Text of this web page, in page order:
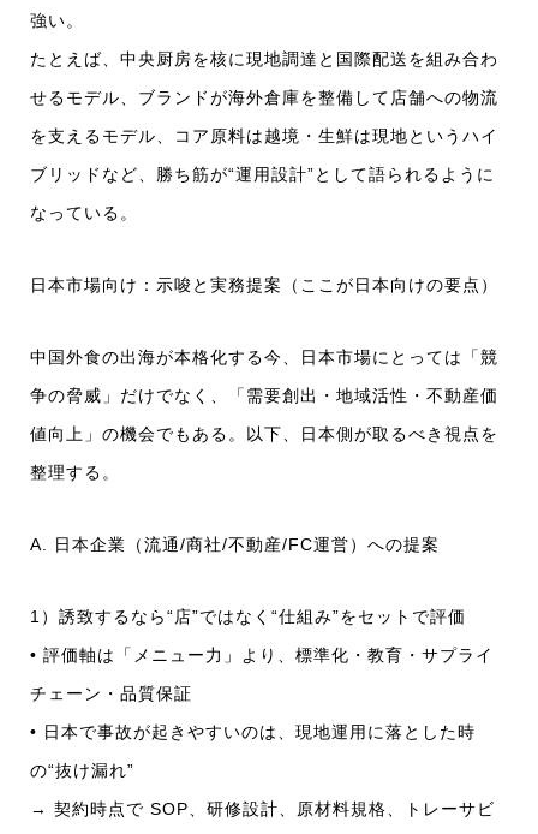
強い。
たとえば、中央厨房を核に現地調達と国際配送を組み合わ
せるモデル、ブランドが海外倉庫を整備して店舗への物流
を支えるモデル、コア原料は越境・生鮮は現地というハイ
ブリッドなど、勝ち筋が“運用設計”として語られるように
なっている。
日本市場向け：示唆と実務提案（ここが日本向けの要点）
中国外食の出海が本格化する今、日本市場にとっては「競
争の脅威」だけでなく、「需要創出・地域活性・不動産価
値向上」の機会でもある。以下、日本側が取るべき視点を
整理する。
A. 日本企業（流通/商社/不動産/FC運営）への提案
1）誘致するなら“店”ではなく“仕組み”をセットで評価
• 評価軸は「メニュー力」より、標準化・教育・サプライ
チェーン・品質保証
• 日本で事故が起きやすいのは、現地運用に落とした時
の“抜け漏れ”
→ 契約時点で SOP、研修設計、原材料規格、トレーサビ